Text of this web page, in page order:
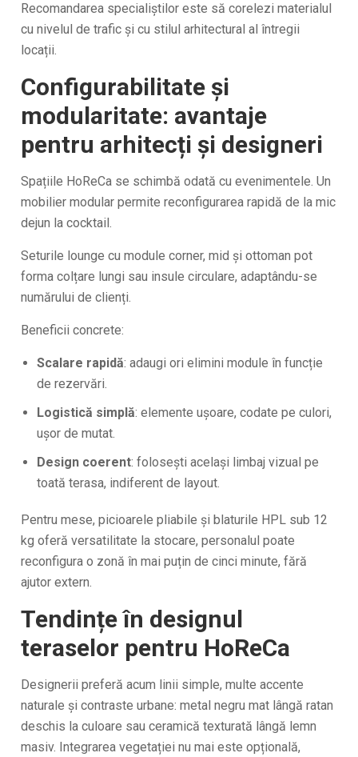
Recomandarea specialiștilor este să corelezi materialul
cu nivelul de trafic și cu stilul arhitectural al întregii
locații.
Configurabilitate și
modularitate: avantaje
pentru arhitecți și designeri
Spațiile HoReCa se schimbă odată cu evenimentele. Un
mobilier modular permite reconfigurarea rapidă de la mic
dejun la cocktail.
Seturile lounge cu module corner, mid și ottoman pot
forma colțare lungi sau insule circulare, adaptându-se
numărului de clienți.
Beneficii concrete:
Scalare rapidă: adaugi ori elimini module în funcție
de rezervări.
Logistică simplă: elemente ușoare, codate pe culori,
ușor de mutat.
Design coerent: folosești același limbaj vizual pe
toată terasa, indiferent de layout.
Pentru mese, picioarele pliabile și blaturile HPL sub 12
kg oferă versatilitate la stocare, personalul poate
reconfigura o zonă în mai puțin de cinci minute, fără
ajutor extern.
Tendințe în designul
teraselor pentru HoReCa
Designerii preferă acum linii simple, multe accente
naturale și contraste urbane: metal negru mat lângă ratan
deschis la culoare sau ceramică texturată lângă lemn
masiv. Integrarea vegetației nu mai este opțională,